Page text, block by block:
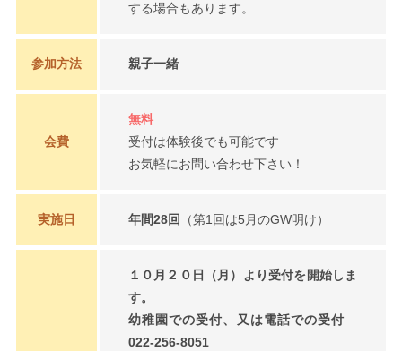
する場合もあります。
参加方法 親子一緒
会費
無料
受付は体験後でも可能です
お気軽にお問い合わせ下さい！
実施日 年間28回 （第1回は5月のGW明け）
１０月２０日（月）より受付を開始しま
す。
幼稚園での受付、又は電話での受付
022-256-8051